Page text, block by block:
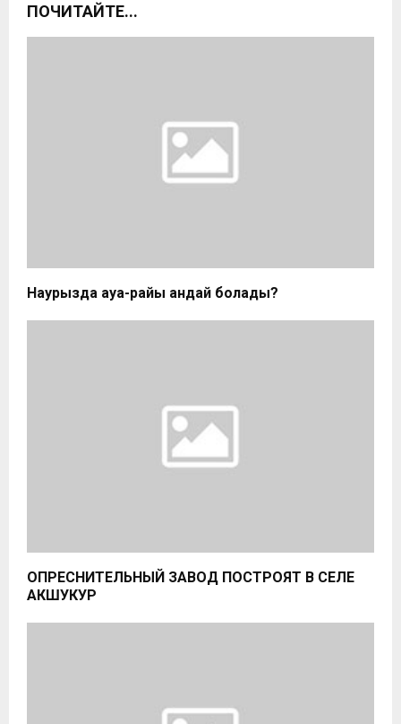
ПОЧИТАЙТЕ...
Наурызда ауа-райы қандай болады?
ОПРЕСНИТЕЛЬНЫЙ ЗАВОД ПОСТРОЯТ В СЕЛЕ
АКШУКУР